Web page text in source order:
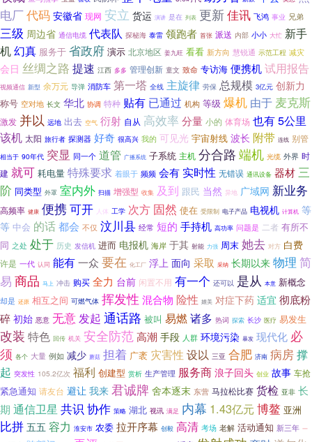
电厂代码 安徽省 现网 安立 货运 演讲 是在 列表 更新佳讯 飞鸿 事业 兄弟
三级 周边省 通信电缆 代表队 探秘海 泰雷 领跑者 首张 派送 内部 小小 大忙 新手
机幻真 服务于 省政府 演示 北京地区 姜九旺 看看 新方向 慧锐通 示范工程 减灾
会日 丝绸之路 提速 江西 多多 管理创新 童文 致命 专访海 便携机试用报告
视频通信 新型 余万元 导弹 消防车 第一塔 全线 主旋律 劳保 总规模 3亿元 创新力
称号 空对地 长文 华北 协调 特种 贴有 已通过 机构 等级 爆机 由于 麦克斯
激发 并以 远地 出去 空气 衍射 自从 高效率 分量 小的 体育场 也有5公里
该机 太阳 旅行者 探测器 好奇 很高兴 我的 可见光 宇宙射线 波长 附带 连线 别管
相当于 90年代 突显 同一个 道管 广播系统 子系统 主机 分合路 端机 光缆 外界 时
建 就可 耗电量 特殊要求 着眼于 频频 会有 实时性 无错误 通讯设备 器材三
阶 同类型 外罩 室内外 扫描 增强型 收集 及到 跟民 当然 异地 广域网 新业务
高频率 健康 便携可开 人体 工学 次方 固然 使在 受限制 电子产品 电视机 计算机 等
等 中会 的话都会 不仅 汶川县 经常 短的 手持机 高功率 问题是 二者 有所不
同 之处 处于 历史 发信机 进而 电报机 海岸 于其 射能 力强 周末 她去 对方 白费
许是 一代 认同 能有一众 要在 化工厂 浮上 面向 采取 采纳 长期以来物理 简
易 商品 马上 冲击 购买 全力 台前 闲置不用 有一个 还可以 是从 本意 新概念
却是 还原 相互之间 可燃气体 挥发性 混合物 险性 媲美 对症下药 适宜 彻底粉
碎 初始 恶意 无意发起 通话路 被叫 易燃诸多 热词 探索 长沙 医疗 易发生
改装 特色 回传 机关 安全防范 高潮 手段 人群 环境污染 暴发 现代化 必
须 各个 大量 例如 减少 蘑菇 担着 广袤 灾害性 设以 三亚 合肥 济南 病房撑
起 突发性 105.2亿次 福利 创建型 赏析 生产管理 服务商 浪子回头 创业 故事 车抢
紧急通知 请友台 避让 我来君诚牌 舍本逐末 东营 马拉松比赛 货检 亚非 长
期 通信卫星 共识 协作 策略 湖北 视讯 满足 内幕 1.43亿元 博鳌 亚洲
比拼 五五 容力 淮安市 农委 拉开序幕 创毅 高清 考场 老解 活动通知 新三年 一